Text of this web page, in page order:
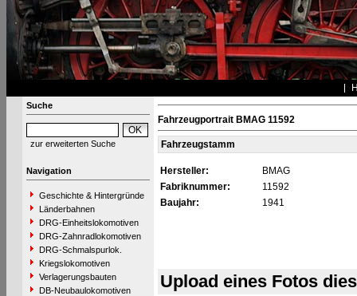
Suche
zur erweiterten Suche
Navigation
Geschichte & Hintergründe
Länderbahnen
DRG-Einheitslokomotiven
DRG-Zahnradlokomotiven
DRG-Schmalspurlok.
Kriegslokomotiven
Verlagerungsbauten
DB-Neubaulokomotiven
Fahrzeugportrait BMAG 11592
Fahrzeugstamm
Hersteller:
BMAG
Fabriknummer:
11592
Baujahr:
1941
Upload eines Fotos